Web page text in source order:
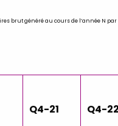
brut généré au cours de l’année N
Q4-21 Q4-22